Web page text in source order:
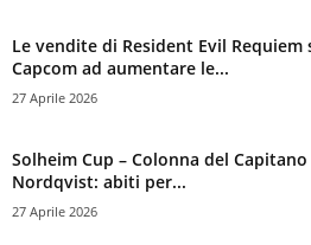
Le vendite di Resident Evil Requiem
Capcom ad aumentare le...
27 Aprile 2026
Solheim Cup – Colonna del
Nordqvist: abiti per...
27 Aprile 2026